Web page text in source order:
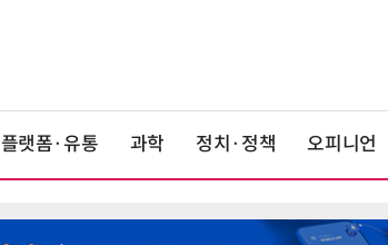
플랫폼·유통 과학 정치·정책 오피니언